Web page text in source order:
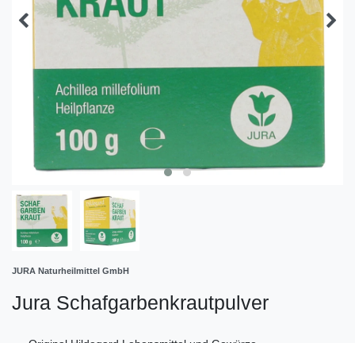
JURA Naturheilmittel GmbH
Jura Schafgarbenkrautpulver